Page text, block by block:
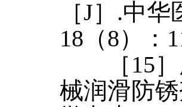
［J］.中
18（8）：
［15］
械润滑防